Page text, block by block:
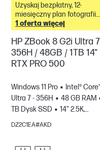
Uzyskaj bezpłatny, 12-
miesięczny plan fotografii
Adobe Creative Cloud z
komputerem &
1 oferta więcej
HP ZBook 8 G2i Ultra 7
356H / 48GB / 1TB 14"
RTX PRO 500
Windows 11 Pro
Intel®
Ultra 7 - 356H
48 GB RAM
TB Dysk SSD
14" 2.5K,
120Hz
NVIDIA® (6 GB)
DZ2C1EA#AKD